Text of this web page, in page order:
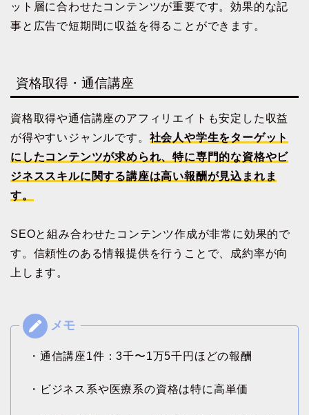
ット層に合わせたコンテンツが重要です。効果的な記
事と広告で短期間に収益を得ることができます。
資格取得・通信講座
資格取得や通信講座のアフィリエイトも安定した収益
が得やすいジャンルです。 社会人や学生をターゲット
にしたコンテンツが求められ、特に専門的な資格やビ
ジネススキルに関する講座は高い報酬が見込まれま
す。
SEOと組み合わせたコンテンツ作成が非常に効果的で
す。信頼性のある情報提供を行うことで、成約率が向
上します。
・通信講座1件：3千〜1万5千円ほどの報酬
・ビジネス系や医療系の資格は特に高単価